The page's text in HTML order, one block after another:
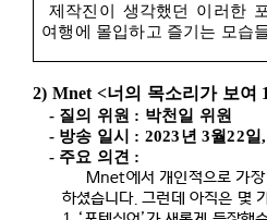
제작진이 생각했던 이러한
여행에 몰입하고 즐기는 모습
2) Mnet <너의 목소리가 보여
- 질의 위원 : 박천일 위원
- 방송 일시 : 2023년3월22일
- 주요 의견 :
Mnet에서 개인적으로 가
하셨습니다.그런데 아직은 몇